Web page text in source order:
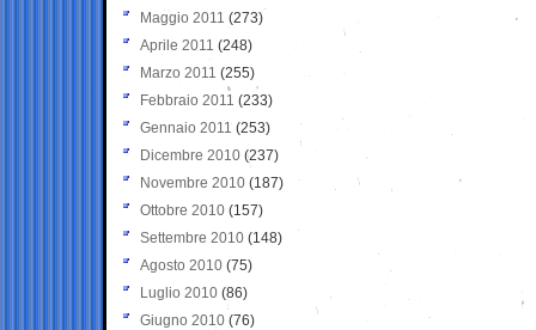
Maggio 2011 (273)
Aprile 2011 (248)
Marzo 2011 (255)
Febbraio 2011 (233)
Gennaio 2011 (253)
Dicembre 2010 (237)
Novembre 2010 (187)
Ottobre 2010 (157)
Settembre 2010 (148)
Agosto 2010 (75)
Luglio 2010 (86)
Giugno 2010 (76)